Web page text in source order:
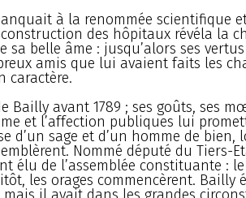
à la renommée scientifique
des hôpitaux révéla la
sa belle âme : jusqu’alors ses
amis que lui avaient faits les
caractère.
Bailly avant 1789 ; ses goûts, ses
et l’affection publiques lui
d’un sage et d’un homme de bien,
Nommé député du Tiers-
élu de l’assemblée constituante :
les orages commencèrent. Bailly